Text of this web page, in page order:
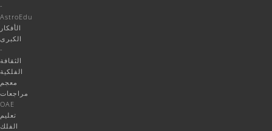
-
AstroEdu
الأفكار
الكبرى
-
الثقافة
الفلكية
معجم
مراجعات
OAE
تعليم
الفلك